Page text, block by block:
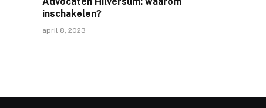
inschakelen?
april 8, 2023